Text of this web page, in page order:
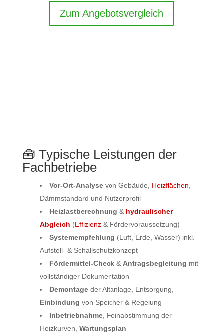
Zum Angebotsvergleich
🧰 Typische Leistungen der
Fachbetriebe
Vor-Ort-Analysevon Gebäude, Heizflächen
Dämmstandard und Nutzerprofil
Heizlastberechnung & hydraulischer
Abgleich (Effizienz& Fördervoraussetzung)
Systemempfehlung (Luft, Erde, Wasser) inkl.
Aufstell- & Schallschutzkonzept
Fördermittel-Check& Antragsbegleitung mit
vollständiger Dokumentation
Demontageder Altanlage, Entsorgung,
Einbindung von Speicher & Regelung
Inbetriebnahme, Feinabstimmung der
Heizkurven, Wartungsplan